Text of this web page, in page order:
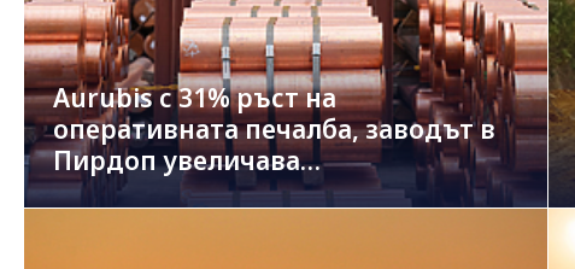
Aurubis с 31% ръст на
оперативната печалба, заводът в
Пирдоп увеличава
производството